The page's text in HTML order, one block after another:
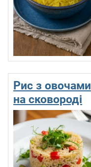
Рис з овочами
на сковороді